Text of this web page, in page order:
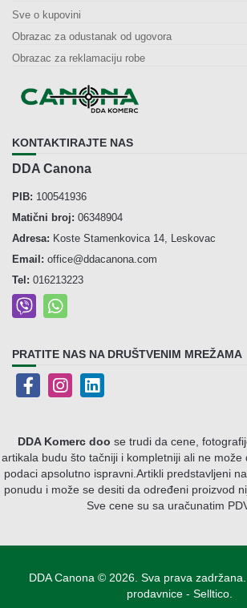
Sve o kupovini
Obrazac za odustanak od ugovora
Obrazac za reklamaciju robe
KONTAKTIRAJTE NAS
DDA Canona
PIB: 100541936
Matični broj: 06348904
Adresa: Koste Stamenkovica 14, Leskovac
Email: office@ddacanona.com
Tel: 016213223
PRATITE NAS NA DRUŠTVENIM MREŽAMA
DDA Komerc doo se trudi da cene,
artikala budu što tačniji i kompletniji ali ne
podaci apsolutno ispravni. Artikli predstavljeni
ponudu i može se desiti da određeni proizvod
Sve cene su sa uračunatim
DDA Canona © 2026. Sva prava
prodavnice - Selltico.